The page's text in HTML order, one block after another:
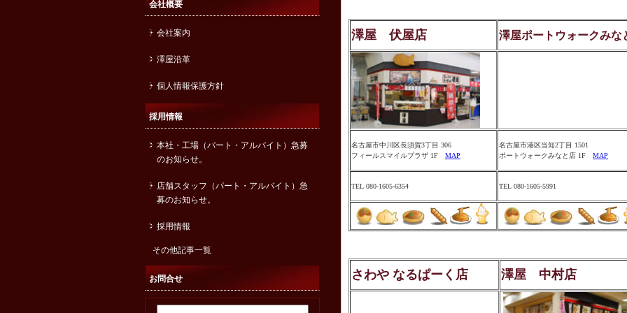
澤屋 伏屋店 澤屋ポートウォークみな
名古屋市中川区長須賀3丁目 306
フィールスマイルプラザ 1F MAP
名古屋市港区当知2丁目 1501
ポートウォークみなと店 1F MAP
TEL 080-1605-6354 TEL 080-1605-5991
さわや なるぱーく店 澤屋 中村店
会社概要
会社案内
澤屋沿革
個人情報保護方針
採用情報
本社・工場（パート・アルバイト）急募
のお知らせ。
店舗スタッフ（パート・アルバイト）急
募のお知らせ。
採用情報
その他記事一覧
お問合せ